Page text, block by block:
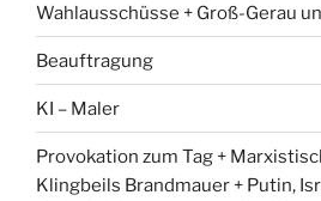
Wahlausschüsse + Groß-Gerau
Beauftragung
KI – Maler
Provokation zum Tag +
Klingbeils Brandmauer + Putin,